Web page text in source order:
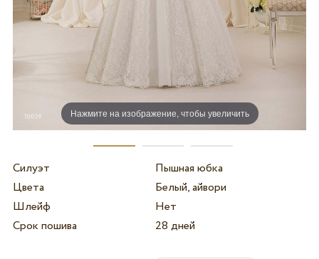
Нажмите на изображение, чтобы увеличить
Силуэт
Пышная юбка
Цвета
Белый, айвори
Шлейф
Нет
Срок пошива
28 дней